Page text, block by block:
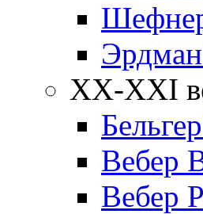
ХХ-XXI
Вебер
Вебер